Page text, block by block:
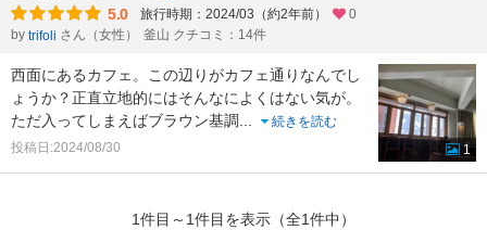
5.0 旅行時期：2024/03（約2年前）
0
by trifoli さん（女性） 釜山 クチコミ：14件
西面にあるカフェ。この辺りがカフェ通りなんでし
ょうか？正直立地的にはそんなによくはない気が。
ただ入ってしまえばブラウン基調...
続きを読む
投稿日:2024/08/30
1
1件目～1件目を表示（全1件中）